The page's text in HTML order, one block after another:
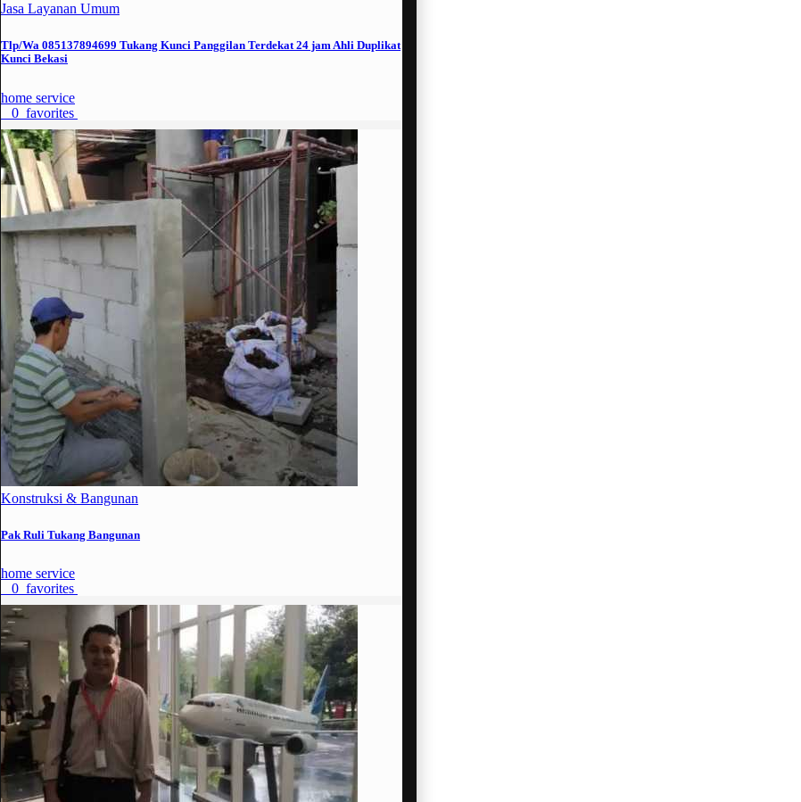
Jasa Layanan Umum
Tlp/Wa 085137894699 Tukang Kunci Panggilan Terdekat 24 jam Ahli Duplikat
Kunci Bekasi
home service
0 favorites
Konstruksi & Bangunan
Pak Ruli Tukang Bangunan
home service
0 favorites